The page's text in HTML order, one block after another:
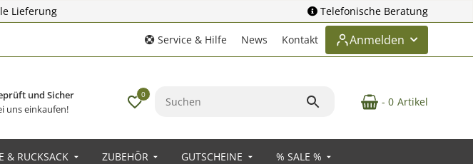
Lieferung Telefonische Beratung
Service & Hilfe News Kontakt Anmelden
und Sicher
uns einkaufen!
0
- 0 Artikel
& RUCKSACK ZUBEHÖR GUTSCHEINE % SALE %